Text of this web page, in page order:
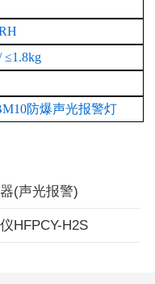
≤1.8kg
防爆声光报警灯
(声光报警)
HFPCY-H2S